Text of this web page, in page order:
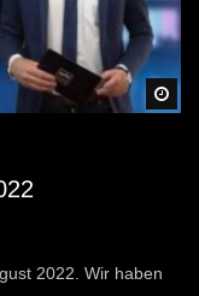
2022. Wir haben